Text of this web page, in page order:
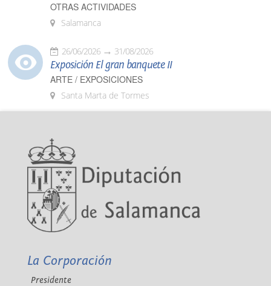
OTRAS ACTIVIDADES
Salamanca
26/06/2026 31/08/2026
Exposición El gran banquete II
ARTE / EXPOSICIONES
Santa Marta de Tormes
La Corporación
Presidente